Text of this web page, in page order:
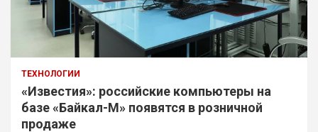
ТЕХНОЛОГИИ
«Известия»: российские компьютеры на
базе «Байкал-М» появятся в розничной
продаже